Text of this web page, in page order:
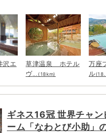
沢エ
草津温泉 ホテル
ヴ...(18km)
万座
ル
ギネス16冠 世界チャン
ーム「なわとび小助」